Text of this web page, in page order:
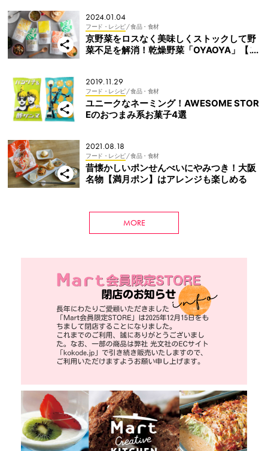
2024.01.04
フード・レシピ/ 食品・食材
京野菜をロスなく美味しくストックして野
菜不足を解消！乾燥野菜「OYAOYA」【こ
2019.11.29
フード・レシピ/ 食品・食材
ユニークなネーミング！AWESOME STOR
Eのおつまみ系お菓子4選
2021.08.18
フード・レシピ/ 食品・食材
昔懐かしいポンせんべいにやみつき！大阪
名物【満月ポン】はアレンジも楽しめる
MORE